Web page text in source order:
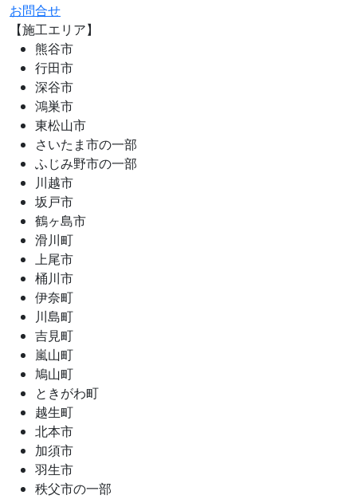
お問合せ
【施工エリア】
熊谷市
行田市
深谷市
鴻巣市
東松山市
さいたま市の一部
ふじみ野市の一部
川越市
坂戸市
鶴ヶ島市
滑川町
上尾市
桶川市
伊奈町
川島町
吉見町
嵐山町
鳩山町
ときがわ町
越生町
北本市
加須市
羽生市
秩父市の一部